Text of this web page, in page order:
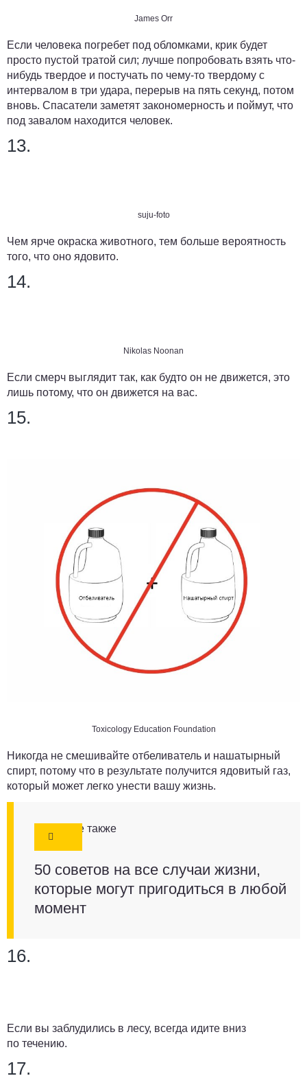
James Orr
Если человека погребет под обломками, крик будет
просто пустой тратой сил; лучше попробовать взять что-
нибудь твердое и постучать по чему-то твердому с
интервалом в три удара, перерыв на пять секунд, потом
вновь. Спасатели заметят закономерность и поймут, что
под завалом находится человек.
13.
suju-foto
Чем ярче окраска животного, тем больше вероятность
того, что оно ядовито.
14.
Nikolas Noonan
Если смерч выглядит так, как будто он не движется, это
лишь потому, что он движется на вас.
15.
Toxicology Education Foundation
Никогда не смешивайте отбеливатель и нашатырный
спирт, потому что в результате получится ядовитый газ,
который может легко унести вашу жизнь.
Смотрите также
50 советов на все случаи жизни,
которые могут пригодиться в любой
момент
16.
Если вы заблудились в лесу, всегда идите вниз
по течению.
17.